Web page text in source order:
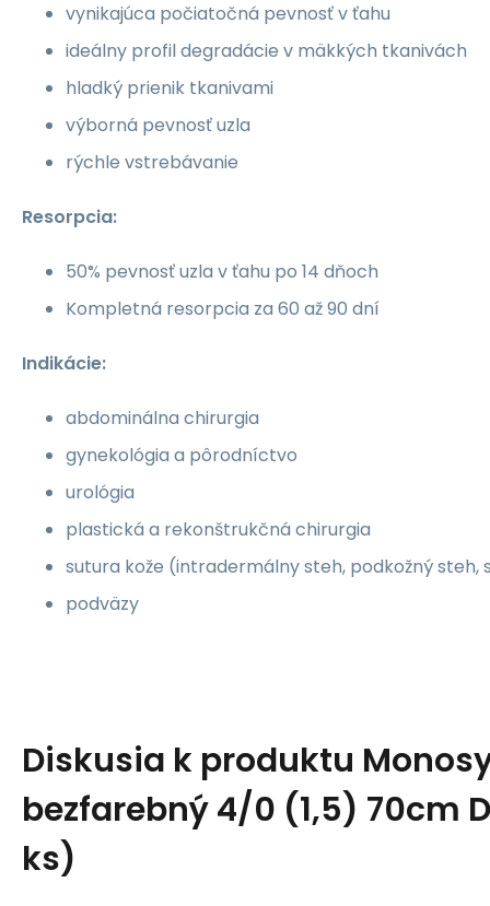
vynikajúca počiatočná pevnosť v ťahu
ideálny profil degradácie v mäkkých tkanivách
hladký prienik tkanivami
výborná pevnosť uzla
rýchle vstrebávanie
Resorpcia:
50% pevnosť uzla v ťahu po 14 dňoch
Kompletná resorpcia za 60 až 90 dní
Indikácie:
abdominálna chirurgia
gynekológia a pôrodníctvo
urológia
plastická a rekonštrukčná chirurgia
sutura kože (intradermálny steh, podkožný steh,
podväzy
Diskusia k produktu
bezfarebný 4/0 (1,5) 70cm
ks)